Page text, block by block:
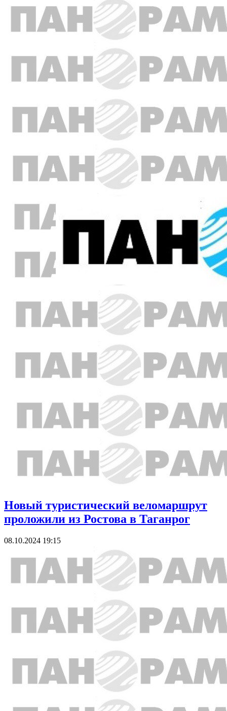
Новый туристический веломаршрут
проложили из Ростова в Таганрог
08.10.2024 19:15